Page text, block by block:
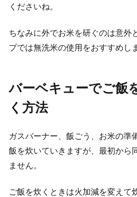
納豆を食べ
食べた方が
た簡単お
子供のおや
くださいね。
ちなみに外でお米を研ぐのは意外
プでは無洗米の使用をおすすめし
バーベキューでご飯
く方法
ガスバーナー、飯ごう、お米の準
飯を炊いていきますが、最初から
ません。
ご飯を炊くときは火加減を変えて